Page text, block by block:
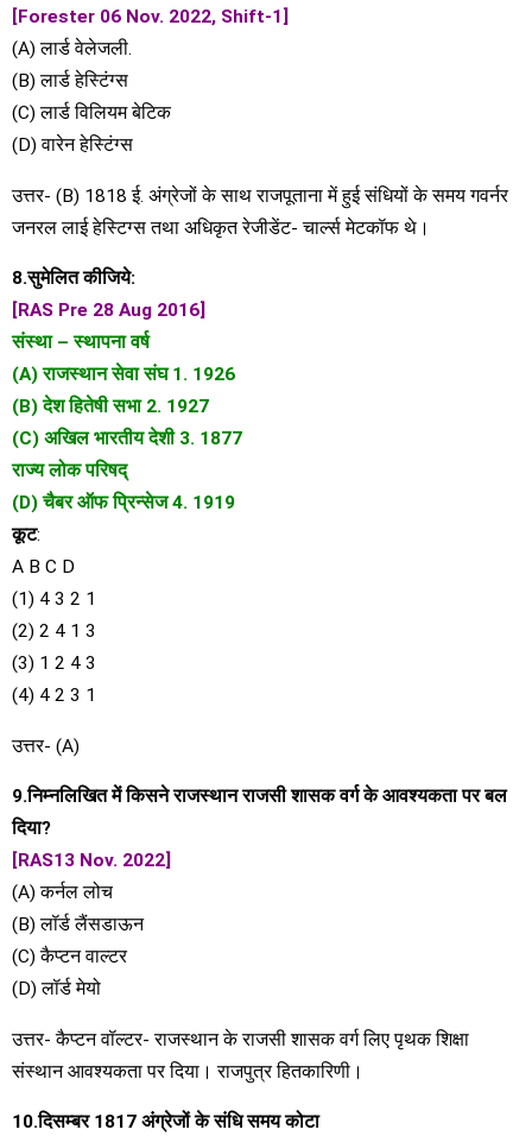
[Forester 06 Nov. 2022, Shift-1]
(A) लार्ड वेलेजली.
(B) लार्ड हेस्टिंग्स
(C) लार्ड विलियम बेटिक
(D) वारेन हेस्टिंग्स
उत्तर- (B) 1818 ई. अंग्रेजों के साथ राजपूताना में हुई संधियों के समय गवर्नर
जनरल लाई हेस्टिग्स तथा अधिकृत रेजीडेंट- चार्ल्स मेटकॉफ थे।
8.सुमेलित कीजिये:
[RAS Pre 28 Aug 2016]
संस्था – स्थापना वर्ष
(A) राजस्थान सेवा संघ 1. 1926
(B) देश हितेषी सभा 2. 1927
(C) अखिल भारतीय देशी 3. 1877
राज्य लोक परिषद्
(D) चैबर ऑफ प्रिन्सेज 4. 1919
कूट:
A B C D
(1) 4 3 2 1
(2) 2 4 1 3
(3) 1 2 4 3
(4) 4 2 3 1
उत्तर- (A)
9.निम्नलिखित में किसने राजस्थान राजसी शासक वर्ग के आवश्यकता पर बल
दिया?
[RAS13 Nov. 2022]
(A) कर्नल लोच
(B) लॉर्ड लैंसडाऊन
(C) कैप्टन वाल्टर
(D) लॉर्ड मेयो
उत्तर- कैप्टन वॉल्टर- राजस्थान के राजसी शासक वर्ग लिए पृथक शिक्षा
संस्थान आवश्यकता पर दिया। राजपुत्र हितकारिणी।
10.दिसम्बर 1817 अंग्रेजों के संधि समय कोटा